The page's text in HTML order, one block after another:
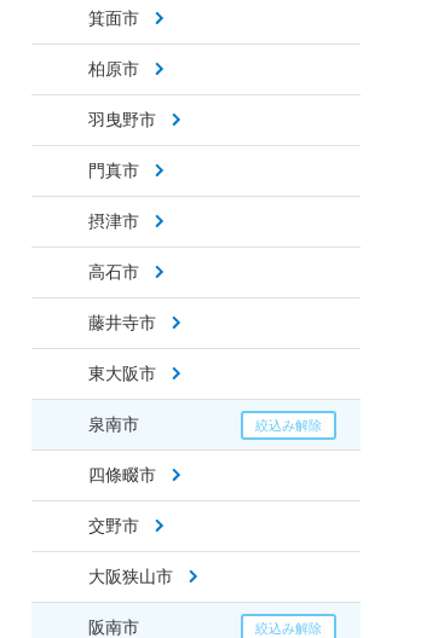
箕面市
柏原市
羽曳野市
門真市
摂津市
高石市
藤井寺市
東大阪市
泉南市
四條畷市
交野市
大阪狭山市
阪南市